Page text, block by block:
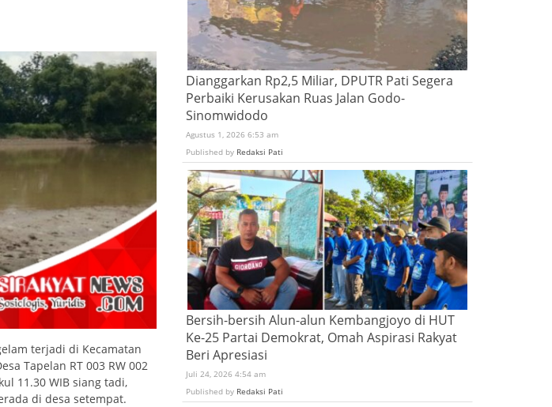
terjadi di Kecamatan
Tapelan RT 003 RW 002
11.30 WIB siang tadi,
di desa setempat.
Dianggarkan Rp2,5 Miliar, DPUTR Pati Segera
Perbaiki Kerusakan Ruas Jalan Godo-
Sinomwidodo
Agustus 1, 2026 6:53 am
Published by Redaksi Pati
Bersih-bersih Alun-alun Kembangjoyo di HUT
Ke-25 Partai Demokrat, Omah Aspirasi Rakyat
Beri Apresiasi
Juli 24, 2026 4:54 am
Published by Redaksi Pati